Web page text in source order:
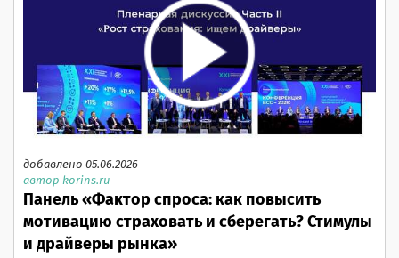
добавлено 05.06.2026
автор korins.ru
Панель «Фактор спроса: как повысить
мотивацию страховать и сберегать? Стимулы
и драйверы рынка»